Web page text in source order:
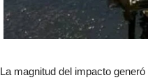
La magnitud del impacto generó